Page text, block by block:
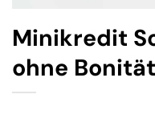
Minikredit
ohne